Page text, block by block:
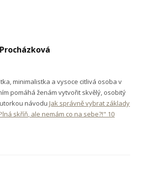
minimalistka a vysoce citlivá osoba v
pomáhá ženám vytvořit skvělý, osobitý
návodu Jak správně vybrat základy
skříň, ale nemám co na sebe?!" 10